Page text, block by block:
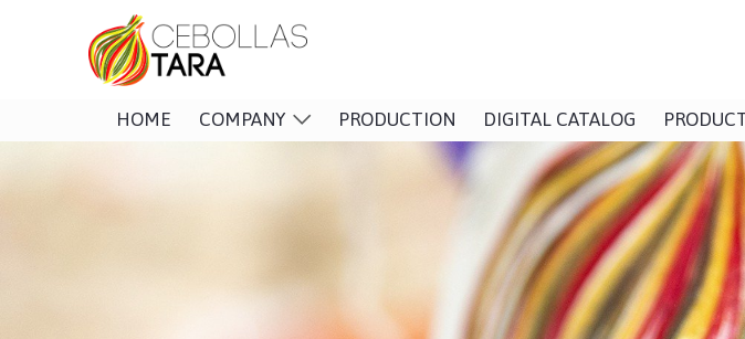
HOME COMPANY PRODUCTION DIGITAL CATALOG